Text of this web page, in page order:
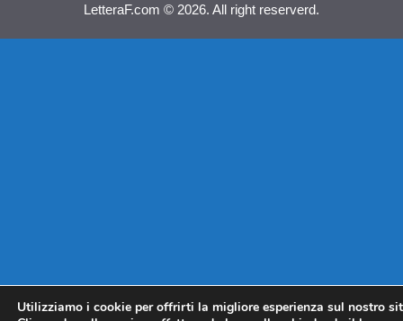
LetteraF.com © 2026. All right reserverd.
Utilizziamo i cookie per offrirti la migliore esperienza sul nostro